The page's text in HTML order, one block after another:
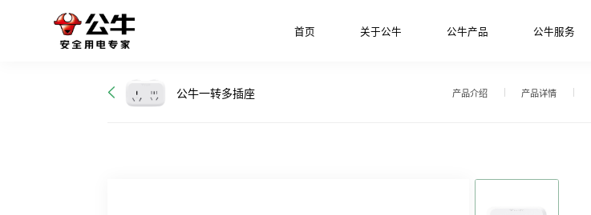
首页 关于公牛 公牛产品 公牛服务
公牛一转多插座 产品介绍 产品详情